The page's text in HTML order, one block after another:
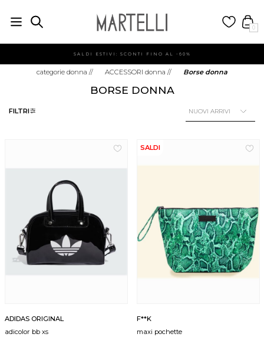
0
SALDI ESTIVI: SCONTI FINO AL -60%
categorie donna // ACCESSORI donna // Borse donna
FILTRI
BORSE DONNA
ADIDAS ORIGINAL
adicolor bb xs
SALDI
F**K
maxi pochette